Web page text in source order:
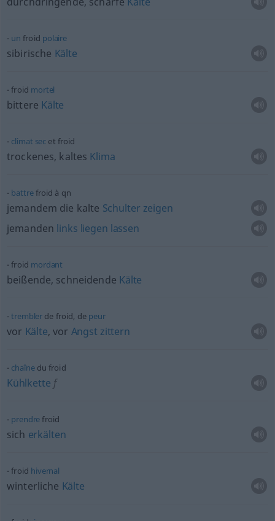
un froid polaire
sibirische Kälte
froid mortel
bittere Kälte
climat sec et froid
trockenes, kaltes Klima
battrefroid à qn
jemandem die kalte Schulter zeigen
jemanden links liegen lassen
froid mordant
beißende, schneidende Kälte
trembler de froid, de peur
vor Kälte, vor Angst zittern
chaînedu froid
Kühlkette f
prendrefroid
sich erkälten
froid hivernal
winterliche Kälte